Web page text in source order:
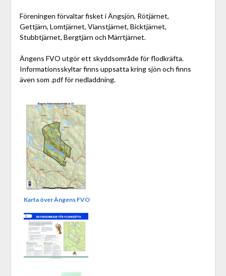
Föreningen förvaltar fisket i Ängsjön, Rötjärnet,
Gettjärn, Lomtjärnet, Vianstjärnet, Bicktjärnet,
Stubbtjärnet, Bergtjärn och Märrtjärnet.
Ängens FVO utgör ett skyddsområde för flodkräfta.
Informationsskyltar finns uppsatta kring sjön och finns
även som .pdf för nedladdning.
Karta över Ängens FVO